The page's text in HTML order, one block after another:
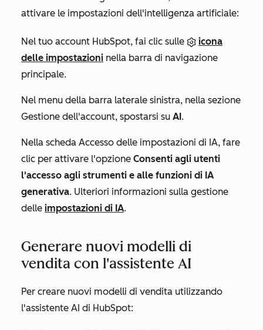
attivare le impostazioni dell'intelligenza artificiale:
Nel tuo account HubSpot, fai clic sulle
icona
delle impostazioni nella barra di navigazione
principale.
Nel menu della barra laterale sinistra, nella sezione
Gestione dell'account, spostarsi su AI.
Nella scheda Accesso delle impostazioni di IA, fare
clic per attivare l'opzione Consenti agli utenti
l'accesso agli strumenti e alle funzioni di IA
generativa. Ulteriori informazioni sulla gestione
delle impostazioni di IA.
Generare nuovi modelli di
vendita con l'assistente AI
Per creare nuovi modelli di vendita utilizzando
l'assistente AI di HubSpot: